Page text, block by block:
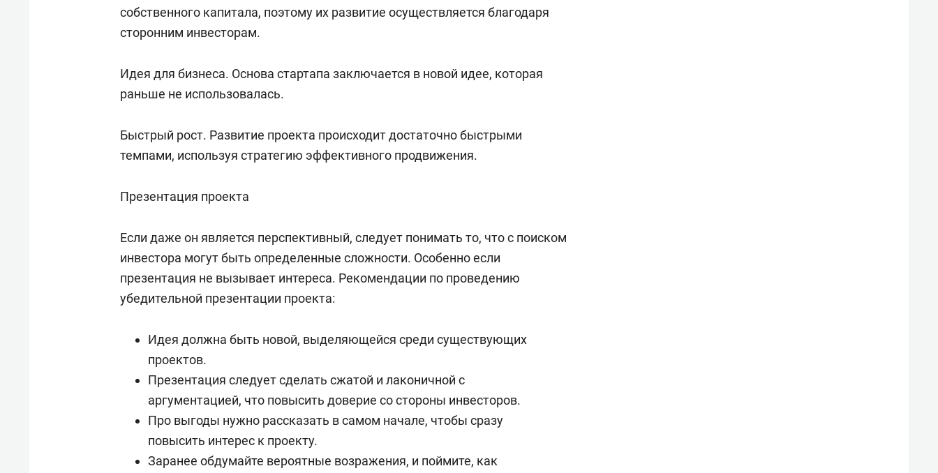
собственного капитала, поэтому их развитие осуществляется благодаря
сторонним инвесторам.
Идея для бизнеса. Основа стартапа заключается в новой идее, которая
раньше не использовалась.
Быстрый рост. Развитие проекта происходит достаточно быстрыми
темпами, используя стратегию эффективного продвижения.
Презентация проекта
Если даже он является перспективный, следует понимать то, что с поиском
инвестора могут быть определенные сложности. Особенно если
презентация не вызывает интереса. Рекомендации по проведению
убедительной презентации проекта:
Идея должна быть новой, выделяющейся среди существующих
проектов.
Презентация следует сделать сжатой и лаконичной с
аргументацией, что повысить доверие со стороны инвесторов.
Про выгоды нужно рассказать в самом начале, чтобы сразу
повысить интерес к проекту.
Заранее обдумайте вероятные возражения, и поймите, как